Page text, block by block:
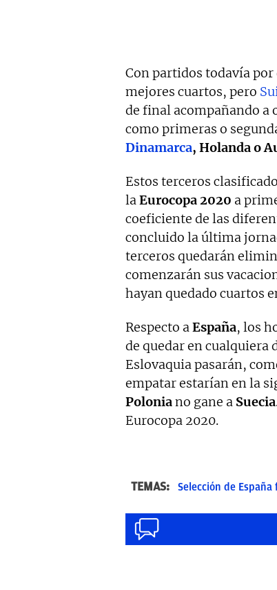
Con partidos todavía por
mejores cuartos, pero
de final acompañando a
como primeras o
Dinamarca, Holanda o
Estos terceros
laEurocopa 2020 a
coeficiente de las
concluido la última
terceros quedarán
comenzarán sus
hayan quedado cuartos
Respecto aEspaña, los
de quedar en cualquiera
Eslovaquia pasarán,
empatar estarían en la
Poloniano gane a Suecia
Eurocopa 2020.
TEMAS: Selección de España